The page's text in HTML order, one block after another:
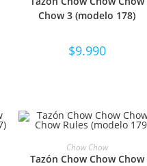
Chow 3 (modelo 178)
$9.990
SELECCIONAR
Chow Chow
Tazón Chow Chow Chow